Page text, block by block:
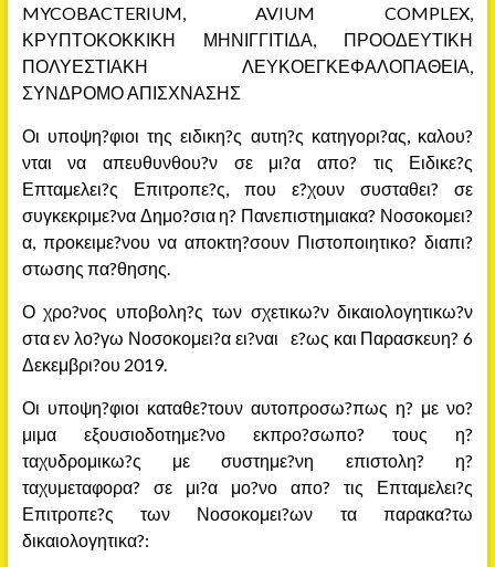
MYCOBACTERIUM, AVIUM COMPLEX,
ΚΡΥΠΤΟΚΟΚΚΙΚΗ ΜΗΝΙΓΓΙΤΙΔΑ, ΠΡΟΟΔΕΥΤΙΚΗ
ΠΟΛΥΕΣΤΙΑΚΗ ΛΕΥΚΟΕΓΚΕΦΑΛΟΠΑΘΕΙΑ,
ΣΥΝΔΡΟΜΟ ΑΠΙΣΧΝΑΣΗΣ
Οι υποψη?φιοι της ειδικη?ς αυτη?ς κατηγορι?ας, καλου?
νται να απευθυνθου?ν σε μι?α απο? τις Ειδικε?ς
Επταμελει?ς Επιτροπε?ς, που ε?χουν συσταθει? σε
συγκεκριμε?να Δημο?σια η? Πανεπιστημιακα? Νοσοκομει?
α, προκειμε?νου να αποκτη?σουν Πιστοποιητικο? διαπι?
στωσης πα?θησης.
Ο χρο?νος υποβολη?ς των σχετικω?ν δικαιολογητικω?ν
στα εν λο?γω Νοσοκομει?α ει?ναι ε?ως και Παρασκευη? 6
Δεκεμβρι?ου 2019.
Οι υποψη?φιοι καταθε?τουν αυτοπροσω?πως η? με νο?
μιμα εξουσιοδοτημε?νο εκπρο?σωπο? τους η?
ταχυδρομικω?ς με συστημε?νη επιστολη? η?
ταχυμεταφορα? σε μι?α μο?νο απο? τις Επταμελει?ς
Επιτροπε?ς των Νοσοκομει?ων τα παρακα?τω
δικαιολογητικα?: